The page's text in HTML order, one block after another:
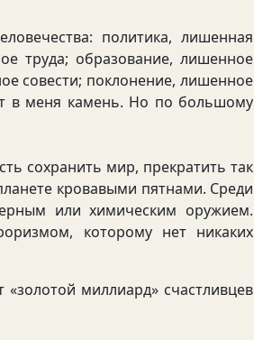
политика, лишенная
труда; образование, лишенное
совести; поклонение, лишенное
в меня камень. Но по большому
сохранить мир, прекратить так
кровавыми пятнами. Среди
или химическим оружием.
которому нет никаких
миллиард» счастливцев